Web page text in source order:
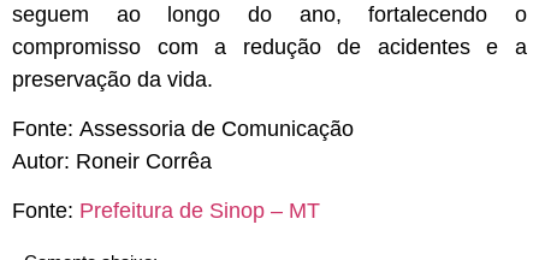
seguem ao longo do ano, fortalecendo o
compromisso com a redução de acidentes e a
preservação da vida.
Fonte: Assessoria de Comunicação
Autor: Roneir Corrêa
Fonte: Prefeitura de Sinop – MT